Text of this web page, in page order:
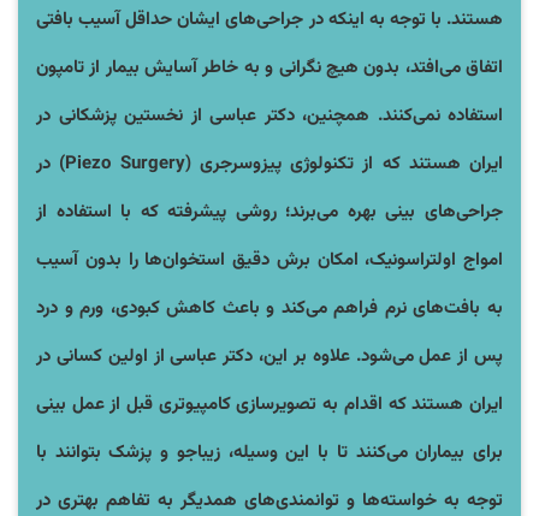
هستند. با توجه به اینکه در جراحی‌های ایشان حد‌اقل آسیب بافتی
اتفاق می‌افتد، بدون هیچ نگرانی و به خاطر آسایش بیمار از تامپون
استفاده نمی‌کنند. همچنین، دکتر عباسی از نخستین پزشکانی در
ایران هستند که از تکنولوژی پیزوسرجری (Piezo Surgery) در
جراحی‌های بینی بهره می‌برند؛ روشی پیشرفته که با استفاده از
امواج اولتراسونیک، امکان برش دقیق استخوان‌ها را بدون آسیب
به بافت‌های نرم فراهم می‌کند و باعث کاهش کبودی، ورم و درد
پس از عمل می‌شود. علاوه بر این، دکتر عباسی از اولین کسانی در
ایران هستند که اقدام به تصویرسازی کامپیوتری قبل از عمل بینی
برای بیماران می‌کنند تا با این وسیله، زیباجو و پزشک بتوانند با
توجه به خواسته‌ها و توانمندی‌های همدیگر به تفاهم بهتری در